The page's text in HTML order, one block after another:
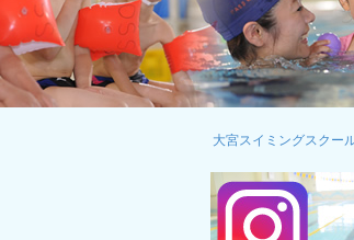
大宮スイミングスクー